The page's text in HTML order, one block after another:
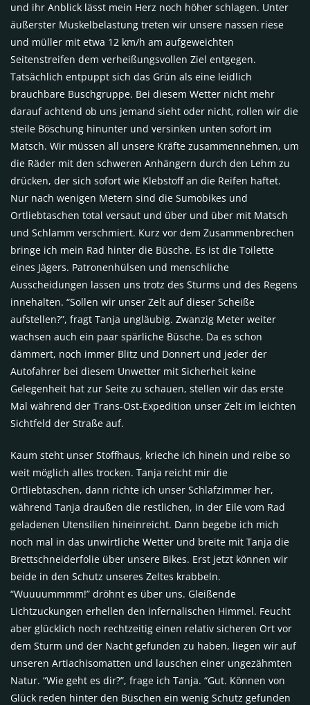
und ihr Anblick lässt mein Herz noch höher schlagen. Unter
äußerster Muskelbelastung treten wir unsere nassen riese
und müller mit etwa 12 km/h am aufgeweichten
Seitenstreifen dem verheißungsvollen Ziel entgegen.
Tatsächlich entpuppt sich das Grün als eine leidlich
brauchbare Buschgruppe. Bei diesem Wetter nicht mehr
darauf achtend ob uns jemand sieht oder nicht, rollen wir die
steile Böschung hinunter und versinken unten sofort im
Matsch. Wir müssen all unsere Kräfte zusammennehmen, um
die Räder mit den schweren Anhängern durch den Lehm zu
drücken, der sich sofort wie Klebstoff an die Reifen haftet.
Nur nach wenigen Metern sind die Sumobikes und
Ortliebtaschen total versaut und über und über mit Matsch
und Schlamm verschmiert. Kurz vor dem Zusammenbrechen
bringe ich mein Rad hinter die Büsche. Es ist die Toilette
eines Jägers. Patronenhülsen und menschliche
Ausscheidungen lassen uns trotz des Sturms und des Regens
innehalten. “Sollen wir unser Zelt auf dieser Scheiße
aufstellen?”, fragt Tanja ungläubig. Zwanzig Meter weiter
wachsen auch ein paar spärliche Büsche. Da es schon
dämmert, noch immer Blitz und Donnert und jeder der
Autofahrer bei diesem Unwetter mit Sicherheit keine
Gelegenheit hat zur Seite zu schauen, stellen wir das erste
Mal während der Trans-Ost-Expedition unser Zelt im leichten
Sichtfeld der Straße auf.
Kaum steht unser Stoffhaus, krieche ich hinein und reibe so
weit möglich alles trocken. Tanja reicht mir die
Ortliebtaschen, dann richte ich unser Schlafzimmer her,
während Tanja draußen die restlichen, in der Eile vom Rad
geladenen Utensilien hineinreicht. Dann begebe ich mich
noch mal in das unwirtliche Wetter und breite mit Tanja die
Brettschneiderfolie über unsere Bikes. Erst jetzt können wir
beide in den Schutz unseres Zeltes krabbeln.
“Wuuuummmm!” dröhnt es über uns. Gleißende
Lichtzuckungen erhellen den infernalischen Himmel. Feucht
aber glücklich noch rechtzeitig einen relativ sicheren Ort vor
dem Sturm und der Nacht gefunden zu haben, liegen wir auf
unseren Artiachisomatten und lauschen einer ungezähmten
Natur. “Wie geht es dir?”, frage ich Tanja. “Gut. Können von
Glück reden hinter den Büschen ein wenig Schutz gefunden